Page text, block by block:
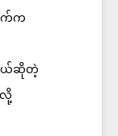
က်က
ယ်ဆိုတဲ့
လို့